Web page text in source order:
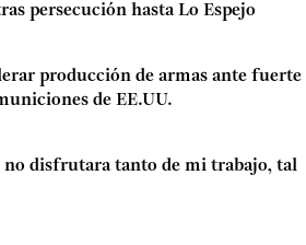
persecución hasta Lo Espejo
producción de armas ante fuerte
de EE.UU.
no disfrutara tanto de mi trabajo, tal